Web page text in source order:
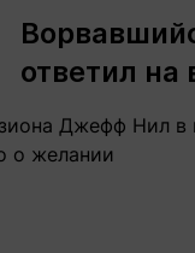
ответил
Джефф Нил
о желании